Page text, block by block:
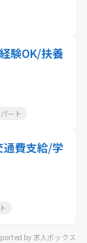
験OK/扶養
ート
費支給/学
by 求人ボックス